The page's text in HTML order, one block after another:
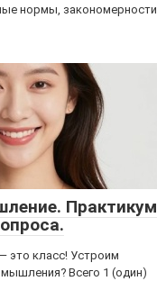
нормы, закономерности
Практикум
это класс! Устроим
Всего 1 (один)